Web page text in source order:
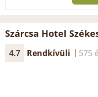
Szárcsa Hotel
4.7 Rendkívüli 575